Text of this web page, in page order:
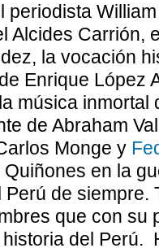
periodista
Alcides Carrión,
la vocación
Enrique López
música inmortal
de Abraham
Monge y
en la
de siempre.
que con su
del Perú.